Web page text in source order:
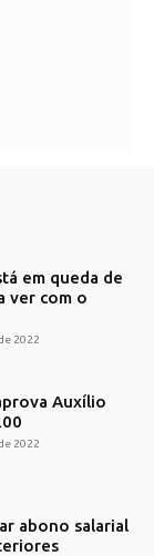
em queda de
ver com o
2022
Auxílio
2022
abono salarial